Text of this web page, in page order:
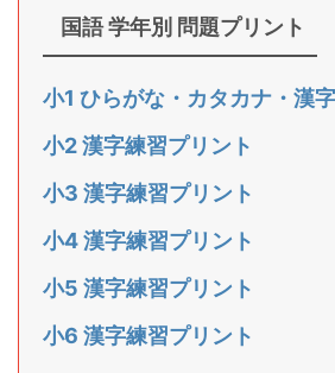
国語 学年別 問題プリント
小1 ひらがな・カタカナ・漢
小2 漢字練習プリント
小3 漢字練習プリント
小4 漢字練習プリント
小5 漢字練習プリント
小6 漢字練習プリント